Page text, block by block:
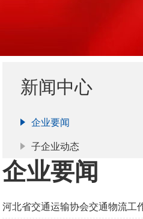
新闻中心
企业要闻
子企业动态
企业要闻